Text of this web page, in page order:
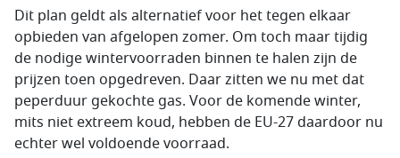
Dit plan geldt als alternatief voor het tegen elkaar
opbieden van afgelopen zomer. Om toch maar tijdig
de nodige wintervoorraden binnen te halen zijn de
prijzen toen opgedreven. Daar zitten we nu met dat
peperduur gekochte gas. Voor de komende winter,
mits niet extreem koud, hebben de EU-27 daardoor nu
echter wel voldoende voorraad.